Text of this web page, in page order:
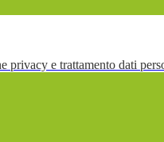
privacy e trattamento dati